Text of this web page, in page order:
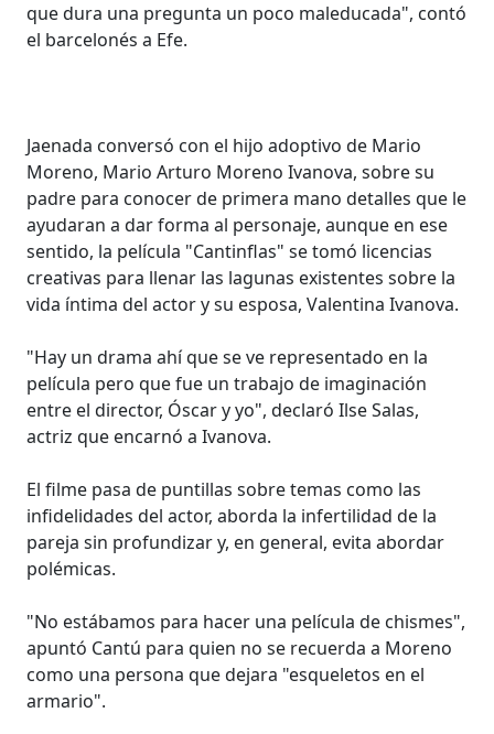
que dura una pregunta un poco maleducada", contó
el barcelonés a Efe.
Jaenada conversó con el hijo adoptivo de Mario
Moreno, Mario Arturo Moreno Ivanova, sobre su
padre para conocer de primera mano detalles que le
ayudaran a dar forma al personaje, aunque en ese
sentido, la película "Cantinflas" se tomó licencias
creativas para llenar las lagunas existentes sobre la
vida íntima del actor y su esposa, Valentina Ivanova.
"Hay un drama ahí que se ve representado en la
película pero que fue un trabajo de imaginación
entre el director, Óscar y yo", declaró Ilse Salas,
actriz que encarnó a Ivanova.
El filme pasa de puntillas sobre temas como las
infidelidades del actor, aborda la infertilidad de la
pareja sin profundizar y, en general, evita abordar
polémicas.
"No estábamos para hacer una película de chismes",
apuntó Cantú para quien no se recuerda a Moreno
como una persona que dejara "esqueletos en el
armario".